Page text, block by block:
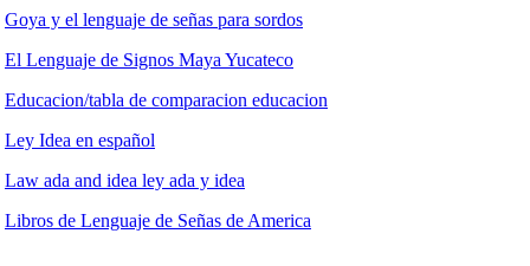
Goya y el lenguaje de señas para sordos
El Lenguaje de Signos Maya Yucateco
Educacion/tabla de comparacion educacion
Ley Idea en español
Law ada and idea ley ada y idea
Libros de Lenguaje de Señas de America